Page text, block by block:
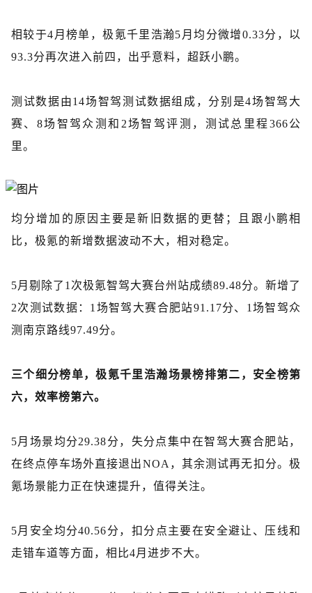
相较于4月榜单，极氪千里浩瀚5月均分微增0.33分，以
93.3分再次进入前四，出乎意料，超跃小鹏。
测试数据由14场智驾测试数据组成，分别是4场智驾大
赛、8场智驾众测和2场智驾评测，测试总里程366公
里。
均分增加的原因主要是新旧数据的更替；且跟小鹏相
比，极氪的新增数据波动不大，相对稳定。
5月剔除了1次极氪智驾大赛台州站成绩89.48分。新增了
2次测试数据：1场智驾大赛合肥站91.17分、1场智驾众
测南京路线97.49分。
三个细分榜单，极氪千里浩瀚场景榜排第二，安全榜第
六，效率榜第六。
5月场景均分29.38分，失分点集中在智驾大赛合肥站，
在终点停车场外直接退出NOA，其余测试再无扣分。极
氪场景能力正在快速提升，值得关注。
5月 安全均分40.56分，扣分点主要在安全避让 、压线和
走错车道等方面，相比4月进步不大。